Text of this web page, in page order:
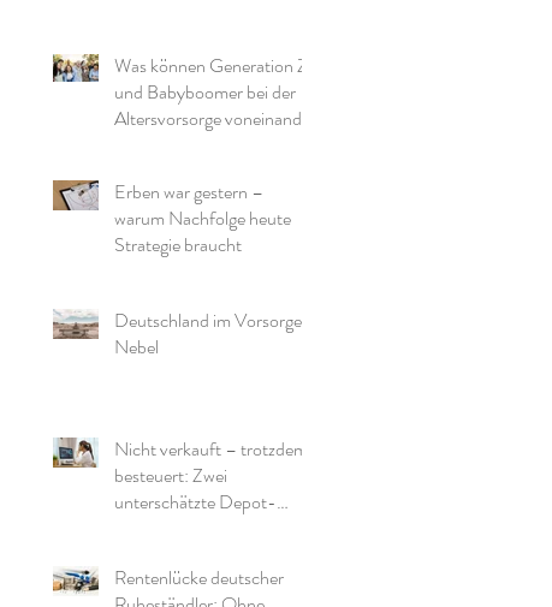
Was können Generation Z
und Babyboomer bei der
Altersvorsorge voneinander
Erben war gestern –
warum Nachfolge heute
Strategie braucht
Deutschland im Vorsorge-
Nebel
Nicht verkauft – trotzdem
besteuert: Zwei
unterschätzte Depot-
Rentenlücke deutscher